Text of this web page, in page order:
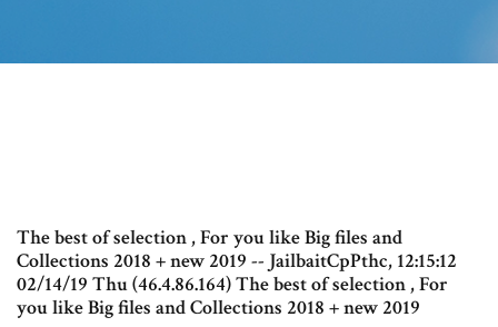
The best of selection , For you like Big files and
Collections 2018 + new 2019 -- JailbaitCpPthc, 12:15:12
02/14/19 Thu (46.4.86.164) The best of selection , For
you like Big files and Collections 2018 + new 2019